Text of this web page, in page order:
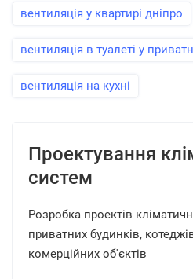
вентиляція у квартирі дніпро
вентиляція в туалеті у
вентиляція на кухні
Проектування
систем
Розробка проектів
приватних будинків,
комерційних об'єктів